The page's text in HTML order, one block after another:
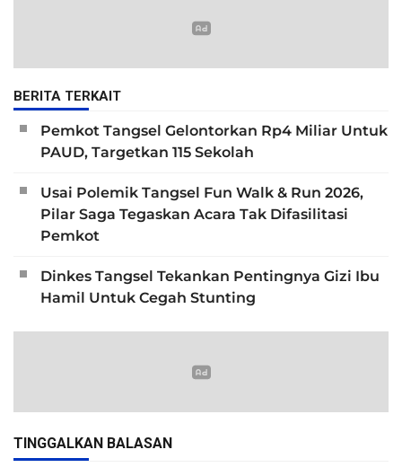
BERITA TERKAIT
Pemkot Tangsel Gelontorkan Rp4 Miliar Untuk
PAUD, Targetkan 115 Sekolah
Usai Polemik Tangsel Fun Walk & Run 2026,
Pilar Saga Tegaskan Acara Tak Difasilitasi
Pemkot
Dinkes Tangsel Tekankan Pentingnya Gizi Ibu
Hamil Untuk Cegah Stunting
TINGGALKAN BALASAN